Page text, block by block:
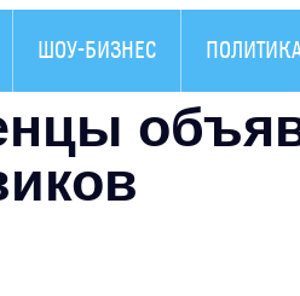
ШОУ-БИЗНЕС